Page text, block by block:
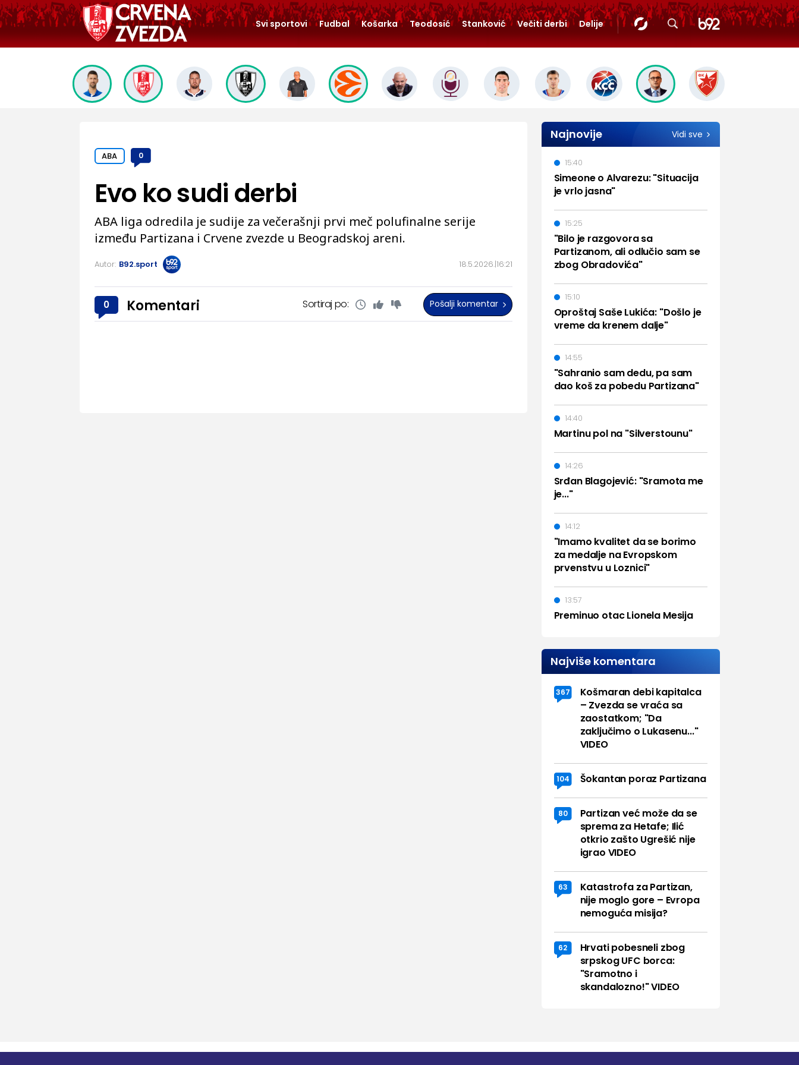
Svi sportovi Fudbal Košarka Teodosić Stanković Večiti derbi Delije
ABA 0
18.5.2026. 16:21
Evo ko sudi derbi
ABA liga odredila je sudije za večerašnji prvi meč polufinalne serije
između Partizana i Crvene zvezde u Beogradskoj areni.
Autor: B92.sport
0 Komentari Sortiraj po: Pošalji komentar
Najnovije Vidi sve
Simeone o Alvarezu: "Situacija
je vrlo jasna"
15:40
"Bilo je razgovora sa
Partizanom, ali odlučio sam se
zbog Obradovića"
15:25
Oproštaj Saše Lukića: "Došlo je
vreme da krenem dalje"
15:10
"Sahranio sam dedu, pa sam
dao koš za pobedu Partizana"
14:55
Martinu pol na "Silverstounu"
14:40
Srđan Blagojević: "Sramota me
je..."
14:26
"Imamo kvalitet da se borimo
za medalje na Evropskom
prvenstvu u Loznici"
14:12
Preminuo otac Lionela Mesija
13:57
Najviše komentara
367
Košmaran debi kapitalca
– Zvezda se vraća sa
zaostatkom; "Da
zaključimo o Lukasenu..."
VIDEO
104 Šokantan poraz Partizana
80
Partizan već može da se
sprema za Hetafe; Ilić
otkrio zašto Ugrešić nije
igrao VIDEO
63
Katastrofa za Partizan,
nije moglo gore – Evropa
nemoguća misija?
62
Hrvati pobesneli zbog
srpskog UFC borca:
"Sramotno i
skandalozno!" VIDEO